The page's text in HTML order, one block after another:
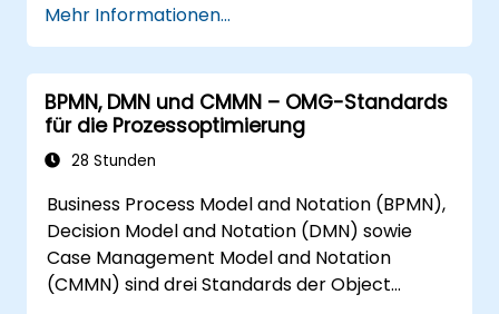
tun haben.
Mehr Informationen...
BPMN, DMN und CMMN – OMG-Standards
für die Prozessoptimierung
28 Stunden
Business Process Model and Notation (BPMN),
Decision Model and Notation (DMN) sowie
Case Management Model and Notation
(CMMN) sind drei Standards der Object